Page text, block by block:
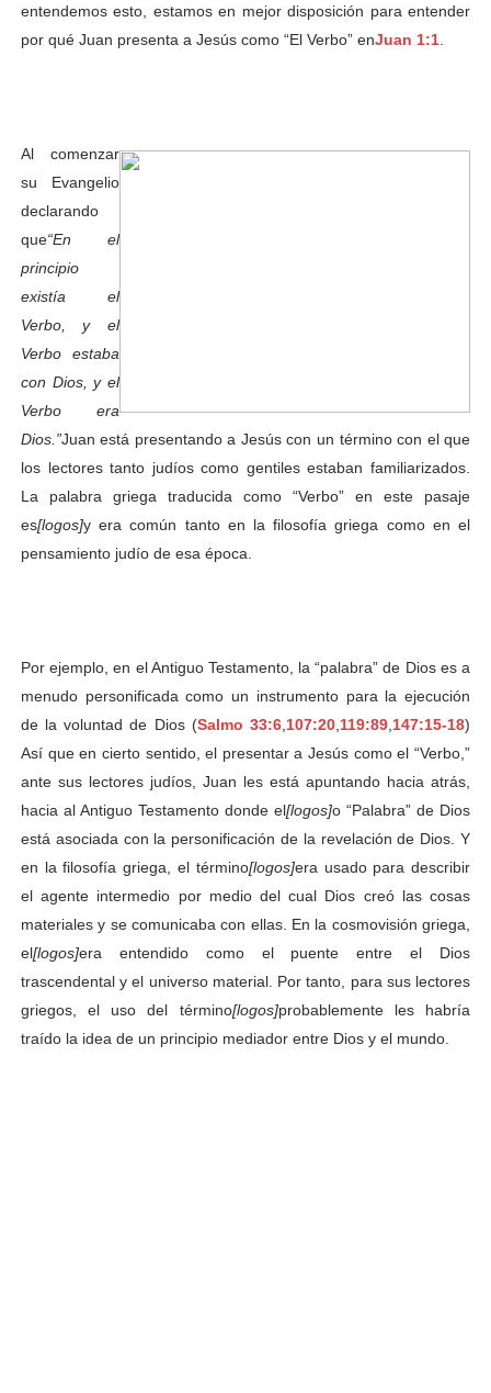
entendemos esto, estamos en mejor disposición para entender
por qué Juan presenta a Jesús como “El Verbo” enJuan 1:1.
Al comenzar
su Evangelio
declarando
que“En el
principio
existía el
Verbo, y el
Verbo estaba
con Dios, y el
Verbo era
Dios.”Juan está presentando a Jesús con un término con el que
los lectores tanto judíos como gentiles estaban familiarizados.
La palabra griega traducida como “Verbo” en este pasaje
es[logos]y era común tanto en la filosofía griega como en el
pensamiento judío de esa época.
Por ejemplo, en el Antiguo Testamento, la “palabra” de Dios es a
menudo personificada como un instrumento para la ejecución
de la voluntad de Dios (Salmo 33:6 107:20 119:89 147:15-18)
Así que en cierto sentido, el presentar a Jesús como el “Verbo,”
ante sus lectores judíos, Juan les está apuntando hacia atrás,
hacia al Antiguo Testamento donde el[logos]o “Palabra” de Dios
está asociada con la personificación de la revelación de Dios. Y
en la filosofía griega, el término[logos]era usado para describir
el agente intermedio por medio del cual Dios creó las cosas
materiales y se comunicaba con ellas. En la cosmovisión griega,
el[logos]era entendido como el puente entre el Dios
trascendental y el universo material. Por tanto, para sus lectores
griegos, el uso del término[logos]probablemente les habría
traído la idea de un principio mediador entre Dios y el mundo.